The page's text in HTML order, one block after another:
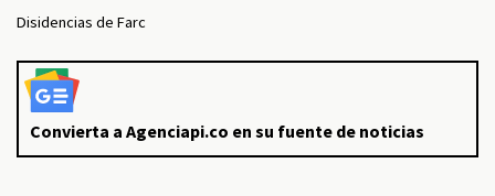
Disidencias de Farc
Convierta a Agenciapi.co en su fuente de noticias